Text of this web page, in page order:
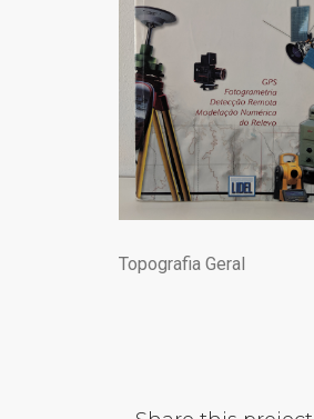
Topografia Geral